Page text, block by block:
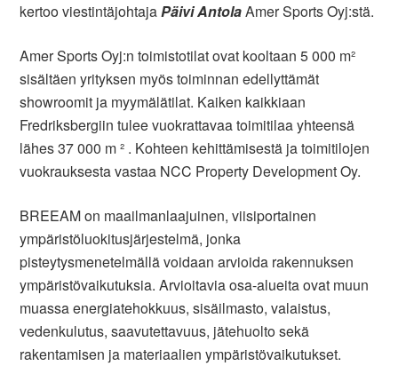
kertoo viestintäjohtajaPäivi AntolaAmer Sports Oyj:stä.
Amer Sports Oyj:n toimistotilat ovat kooltaan 5 000 m²
sisältäen yrityksen myös toiminnan edellyttämät
showroomit ja myymälätilat. Kaiken kaikkiaan
Fredriksbergiin tulee vuokrattavaa toimitilaa yhteensä
lähes 37 000 m ² . Kohteen kehittämisestä ja toimitilojen
vuokrauksesta vastaa NCC Property Development Oy.
BREEAM on maailmanlaajuinen, viisiportainen
ympäristöluokitusjärjestelmä, jonka
pisteytysmenetelmällä voidaan arvioida rakennuksen
ympäristövaikutuksia. Arvioitavia osa-alueita ovat muun
muassa energiatehokkuus, sisäilmasto, valaistus,
vedenkulutus, saavutettavuus, jätehuolto sekä
rakentamisen ja materiaalien ympäristövaikutukset.